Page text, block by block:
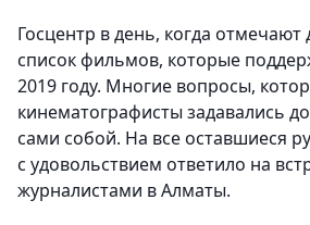
Госцентр в день, когда отмечают
список фильмов, которые
2019 году. Многие вопросы,
кинематографисты задавались
сами собой. На все оставшиеся
с удовольствием ответило на
журналистами в Алматы.